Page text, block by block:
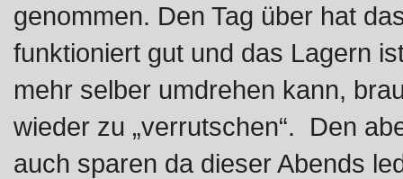
genommen. Den Tag über hat
funktioniert gut und das Lagern
mehr selber umdrehen kann,
wieder zu „verrutschen“. Den
auch sparen da dieser Abends